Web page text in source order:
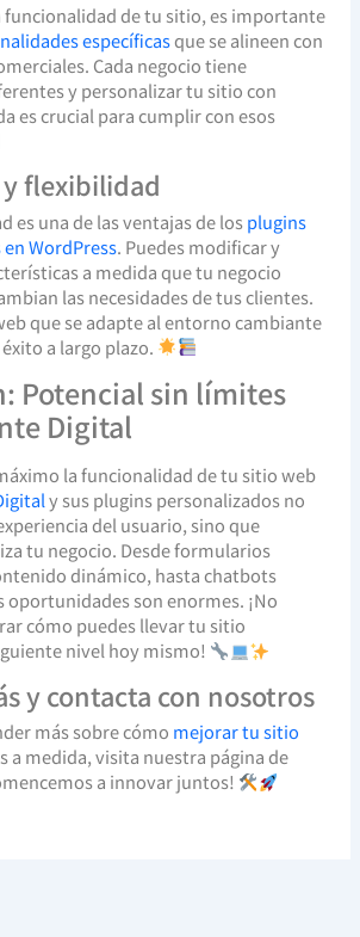
funcionalidad de tu sitio, es importante
específicasque se alineen con
Cada negocio tiene
y personalizar tu sitio con
es crucial para cumplir con esos
flexibilidad
es una de las ventajas de losplugins
WordPress. Puedes modificar y
a medida que tu negocio
las necesidades de tus clientes.
que se adapte al entorno cambiante
a largo plazo.
Potencial sin límites
Digital
la funcionalidad de tu sitio web
y sus plugins personalizados no
del usuario, sino que
tu negocio. Desde formularios
dinámico, hasta chatbots
oportunidades son enormes. ¡No
cómo puedes llevar tu sitio
nivel hoy mismo!
y contacta con nosotros
más sobre cómo mejorar tu sitio
a medida, visita nuestra página de
a innovar juntos!